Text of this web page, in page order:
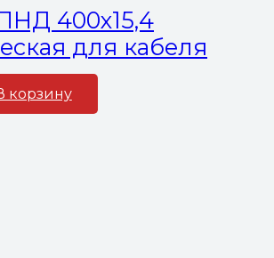
400х15,4
для кабеля
корзину